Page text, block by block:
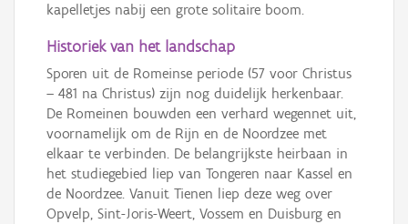
kapelletjes nabij een grote solitaire boom.
Historiek van het landschap
Sporen uit de Romeinse periode (57 voor Christus
– 481 na Christus) zijn nog duidelijk herkenbaar.
De Romeinen bouwden een verhard wegennet uit,
voornamelijk om de Rijn en de Noordzee met
elkaar te verbinden. De belangrijkste heirbaan in
het studiegebied liep van Tongeren naar Kassel en
de Noordzee. Vanuit Tienen liep deze weg over
Opvelp, Sint-Joris-Weert, Vossem en Duisburg en